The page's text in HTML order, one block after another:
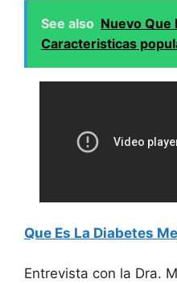
See also Nuevo Que
Caracteristicas
Que Es La Diabetes
Entrevista con la Dra.